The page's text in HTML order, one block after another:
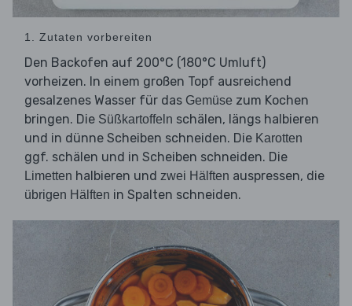
1. Zutaten vorbereiten
Den Backofen auf 200°C (180°C Umluft)
vorheizen. In einem großen Topf ausreichend
gesalzenes Wasser für das Gemüse zum Kochen
bringen. Die Süßkartoffeln schälen, längs halbieren
und in dünne Scheiben schneiden. Die Karotten
ggf. schälen und in Scheiben schneiden. Die
Limetten halbieren und zwei Hälften auspressen, die
übrigen Hälften in Spalten schneiden.